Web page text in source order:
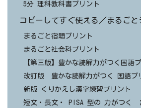
5分 理科教科書プリント
コピーしてすぐ使える／まるごと
まるごと宿題プリント
まるごと社会科プリント
【第三版】豊かな読解力がつく国語
改訂版 豊かな読解力がつく 国語プ
新版 くりかえし漢字練習プリント
短文・長文・ PISA 型の 力がつく